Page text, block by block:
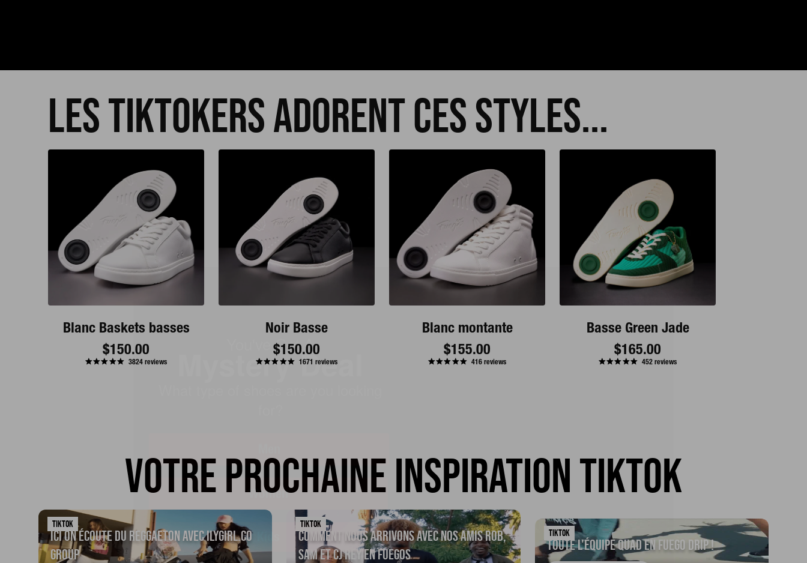
les tiktokers adorent ces styles...
Blanc Baskets basses
Prix
de
$150.00
3824reviews
Noir Basse
Prix
de
$150.00
1671 reviews
Blanc montante
Prix
de
$155.00
416reviews
Basse Green Jade
Prix
de
$165.00
452reviews
Votre prochaine inspiration TikTok
TIKTOK
Ici on écoute du reggaeton avec ILYGirl.Co
Group
TIKTOK
Comment nous arrivons avec nos amis Rob,
Sam et CJ Rey en Fuegos
TIKTOK
Toute l'équipe Quad en Fuego Drip !
You've Got A
Mystery Deal
What type of shoes are you
looking for?
Kids
All Shoes